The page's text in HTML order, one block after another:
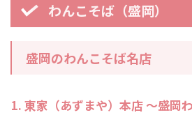
わんこそば（盛岡）
盛岡のわんこそば名店
1. 東家（あずまや）本店 ～盛岡